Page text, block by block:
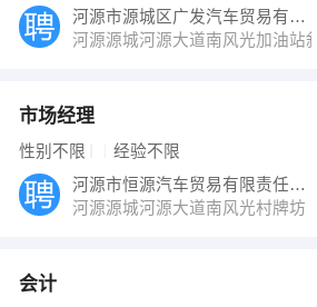
河源市源城区广发汽车贸易有限公司
河源源城河源大道南风光加油站
市场经理
性别不限 经验不限
河源市恒源汽车贸易有限责任公司
河源源城河源大道南风光村牌坊
会计